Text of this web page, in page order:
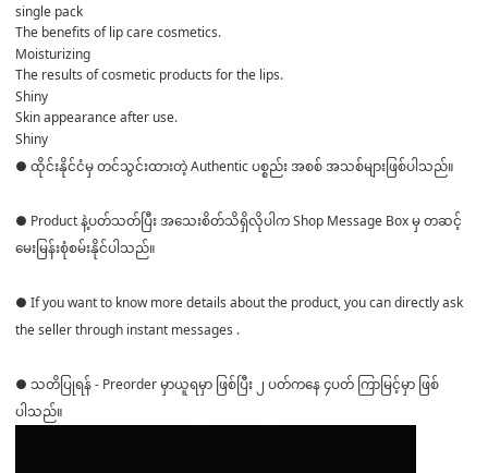
single pack
The benefits of lip care cosmetics.
Moisturizing
The results of cosmetic products for the lips.
Shiny
Skin appearance after use.
Shiny
● ထိုင်းနိုင်ငံမှ တင်သွင်းထားတဲ့ Authentic ပစ္စည်း အစစ် အသစ်များဖြစ်ပါသည်။
● Product နဲ့ပတ်သတ်ပြီး အသေးစိတ်သိရှိလိုပါက Shop Message Box မှ တဆင့်
မေးမြန်းစုံစမ်းနိုင်ပါသည်။
● If you want to know more details about the product, you can directly ask
the seller through instant messages .
● သတိပြုရန် - Preorder မှာယူရမှာ ဖြစ်ပြီး ၂ ပတ်ကနေ ၄ပတ် ကြာမြင့်မှာ ဖြစ်
ပါသည်။